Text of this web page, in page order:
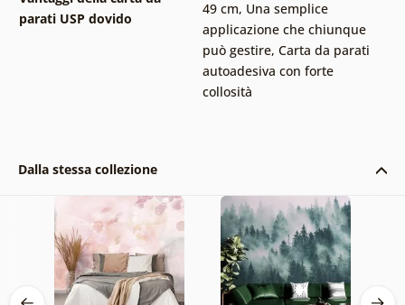
parati USP dovido
49 cm, Una semplice
applicazione che chiunque
può gestire, Carta da parati
autoadesiva con forte
collosità
Dalla stessa collezione